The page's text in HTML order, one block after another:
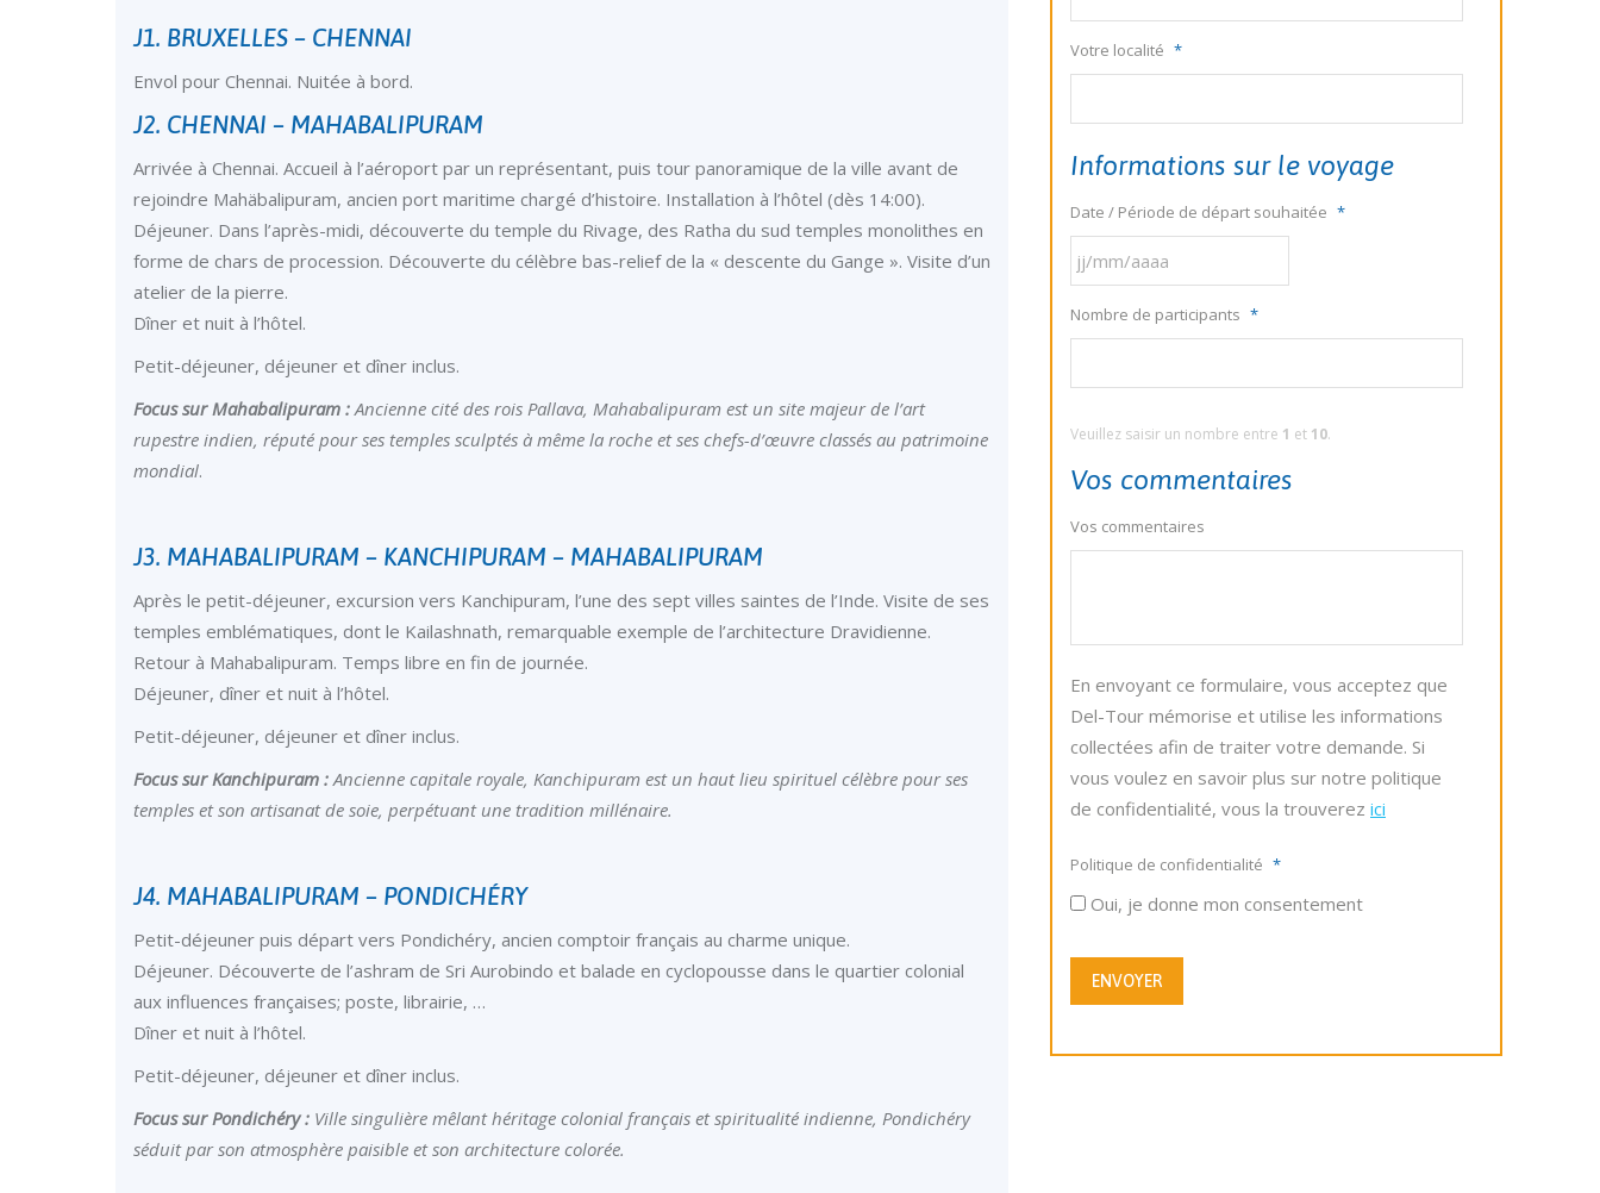
J1. BRUXELLES – CHENNAI
Envol pour Chennai. Nuitée à bord.
J2. CHENNAI – MAHABALIPURAM
Arrivée à Chennai. Accueil à l’aéroport par un représentant, puis tour panoramique de la ville avant de
rejoindre Mahäbalipuram, ancien port maritime chargé d’histoire. Installation à l’hôtel (dès 14:00).
Déjeuner. Dans l’après-midi, découverte du temple du Rivage, des Ratha du sud temples monolithes en
forme de chars de procession. Découverte du célèbre bas-relief de la « descente du Gange ». Visite d’un
atelier de la pierre.
Dîner et nuit à l’hôtel.
Petit-déjeuner, déjeuner et dîner inclus.
Focus sur Mahabalipuram :Ancienne cité des rois Pallava, Mahabalipuram est un site majeur de l’art
rupestre indien, réputé pour ses temples sculptés à même la roche et ses chefs-d’œuvre classés au patrimoine
mondial.
J3. MAHABALIPURAM – KANCHIPURAM – MAHABALIPURAM
Après le petit-déjeuner, excursion vers Kanchipuram, l’une des sept villes saintes de l’Inde. Visite de ses
temples emblématiques, dont le Kailashnath, remarquable exemple de l’architecture Dravidienne.
Retour à Mahabalipuram. Temps libre en fin de journée.
Déjeuner, dîner et nuit à l’hôtel.
Petit-déjeuner, déjeuner et dîner inclus.
Focus sur Kanchipuram :Ancienne capitale royale, Kanchipuram est un haut lieu spirituel célèbre pour ses
temples et son artisanat de soie, perpétuant une tradition millénaire.
J4. MAHABALIPURAM – PONDICHÉRY
Petit-déjeuner puis départ vers Pondichéry, ancien comptoir français au charme unique.
Déjeuner. Découverte de l’ashram de Sri Aurobindo et balade en cyclopousse dans le quartier colonial
aux influences françaises; poste, librairie, …
Dîner et nuit à l’hôtel.
Petit-déjeuner, déjeuner et dîner inclus.
Focus sur Pondichéry : Ville singulière mêlant héritage colonial français et spiritualité indienne, Pondichéry
séduit par son atmosphère paisible et son architecture colorée.
Votre localité *
Informations sur le voyage
Date / Période de départ souhaitée *
Nombre de participants *
Veuillez saisir un nombre entre 1 et 10.
Vos commentaires
Vos commentaires
En envoyant ce formulaire, vous acceptez que
Del-Tour mémorise et utilise les informations
collectées afin de traiter votre demande. Si
vous voulez en savoir plus sur notre politique
de confidentialité, vous la trouverez ici
Politique de confidentialité *
Oui, je donne mon consentement
ENVOYER